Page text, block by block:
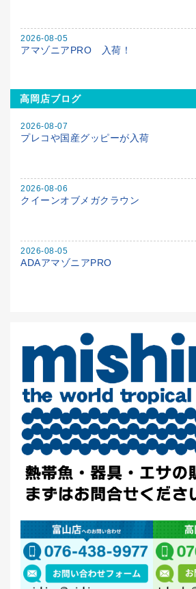
2026-08-05
アマゾニアPRO 入荷！
高岡店ブログ
2026-08-07
プレコや国産グッピーが入荷
2026-08-06
クイーンオブメガクラウン
2026-08-05
ADAアマゾニアPRO